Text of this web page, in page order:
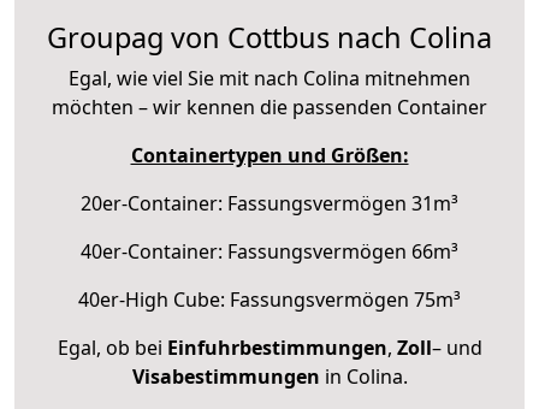
Groupag von Cottbus nach Colina
Egal, wie viel Sie mit nach Colina mitnehmen
möchten – wir kennen die passenden Container
Containertypen und Größen:
20er-Container: Fassungsvermögen 31m³
40er-Container: Fassungsvermögen 66m³
40er-High Cube: Fassungsvermögen 75m³
Egal, ob bei Einfuhrbestimmungen, Zoll– und
Visabestimmungen in Colina.